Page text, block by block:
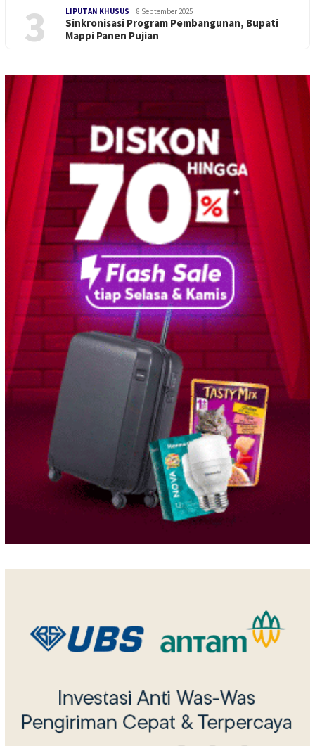
3 LIPUTAN KHUSUS 8 September 2025
Sinkronisasi Program Pembangunan, Bupati
Mappi Panen Pujian